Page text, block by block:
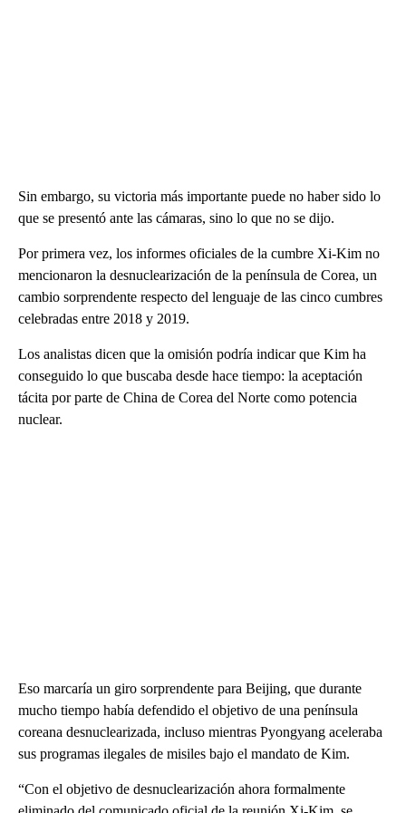
Sin embargo, su victoria más importante puede no haber sido lo
que se presentó ante las cámaras, sino lo que no se dijo.
Por primera vez, los informes oficiales de la cumbre Xi-Kim no
mencionaron la desnuclearización de la península de Corea, un
cambio sorprendente respecto del lenguaje de las cinco cumbres
celebradas entre 2018 y 2019.
Los analistas dicen que la omisión podría indicar que Kim ha
conseguido lo que buscaba desde hace tiempo: la aceptación
tácita por parte de China de Corea del Norte como potencia
nuclear.
Eso marcaría un giro sorprendente para Beijing, que durante
mucho tiempo había defendido el objetivo de una península
coreana desnuclearizada, incluso mientras Pyongyang aceleraba
sus programas ilegales de misiles bajo el mandato de Kim.
“Con el objetivo de desnuclearización ahora formalmente